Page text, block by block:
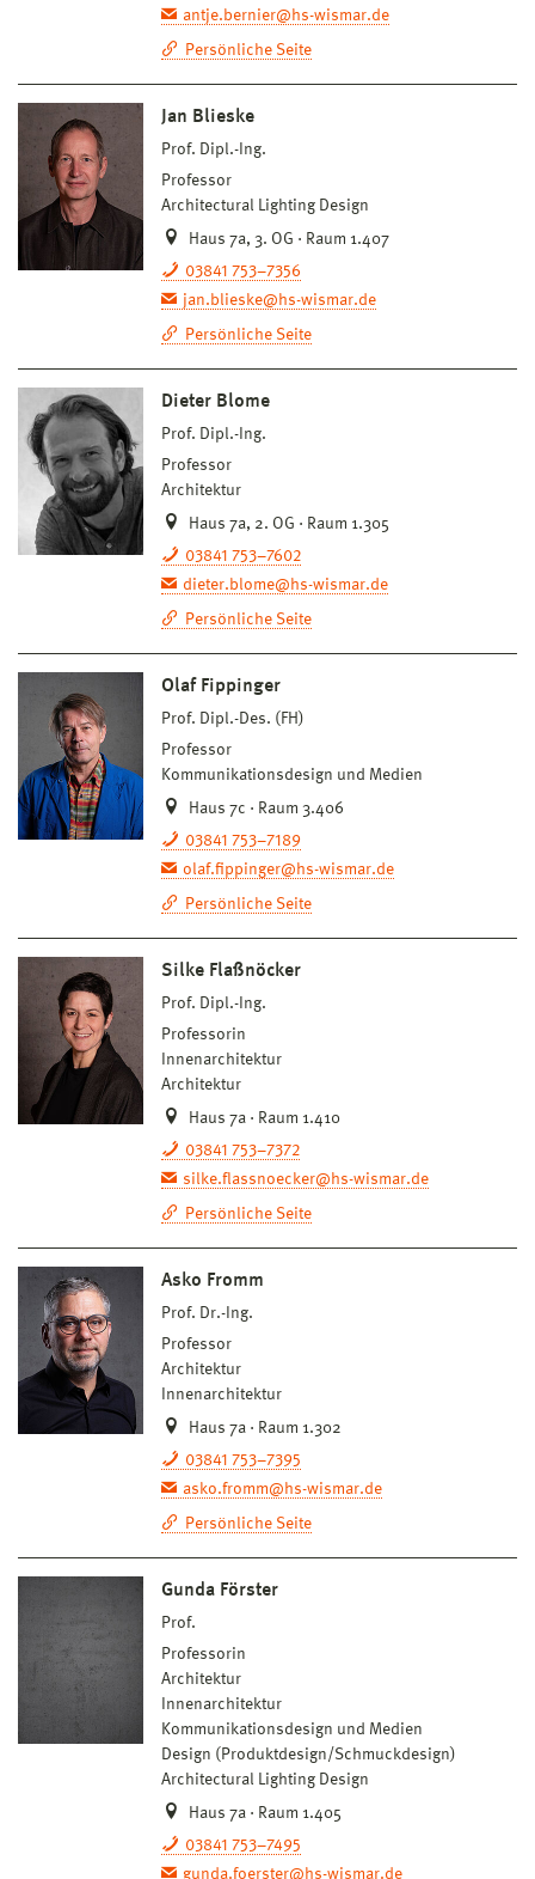
antje.bernier@hs-wismar.de
Persönliche Seite
Jan Blieske
Prof. Dipl.-Ing.
Professor
Architectural Lighting Design
Haus 7a, 3. OG · Raum 1.407
03841 753–7356
jan.blieske@hs-wismar.de
Persönliche Seite
Dieter Blome
Prof. Dipl.-Ing.
Professor
Architektur
Haus 7a, 2. OG · Raum 1.305
03841 753–7602
dieter.blome@hs-wismar.de
Persönliche Seite
Olaf Fippinger
Prof. Dipl.-Des. (FH)
Professor
Kommunikationsdesign und Medien
Haus 7c · Raum 3.406
03841 753–7189
olaf.fippinger@hs-wismar.de
Persönliche Seite
Silke Flaßnöcker
Prof. Dipl.-Ing.
Professorin
Innenarchitektur
Architektur
Haus 7a · Raum 1.410
03841 753–7372
silke.flassnoecker@hs-wismar.de
Persönliche Seite
Asko Fromm
Prof. Dr.-Ing.
Professor
Architektur
Innenarchitektur
Haus 7a · Raum 1.302
03841 753–7395
asko.fromm@hs-wismar.de
Persönliche Seite
Gunda Förster
Prof.
Professorin
Architektur
Innenarchitektur
Kommunikationsdesign und Medien
Design (Produktdesign/Schmuckdesign)
Architectural Lighting Design
Haus 7a · Raum 1.405
03841 753–7495
gunda.foerster@hs-wismar.de